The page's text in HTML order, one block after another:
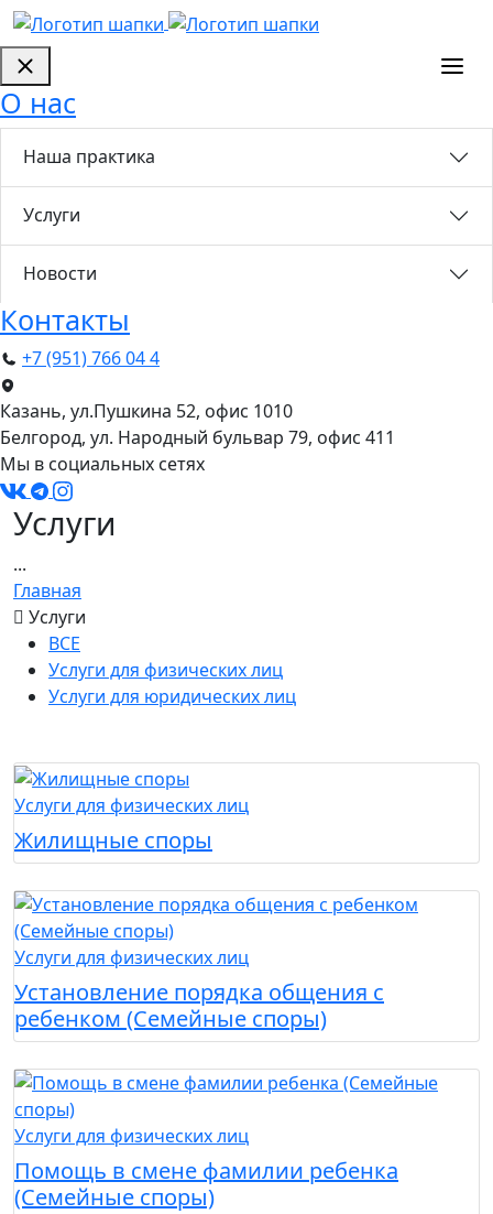
О нас
Наша практика
Услуги
Новости
Контакты
+7 (951) 766 04 4
Казань, ул.Пушкина 52, офис 1010
Белгород, ул. Народный бульвар 79, офис 411
Мы в социальных сетях
Услуги
...
Главная
Услуги
ВСЕ
Услуги для физических лиц
Услуги для юридических лиц
Услуги для физических лиц
Жилищные споры
Услуги для физических лиц
Установление порядка общения с
ребенком (Семейные споры)
Услуги для физических лиц
Помощь в смене фамилии ребенка
(Семейные споры)